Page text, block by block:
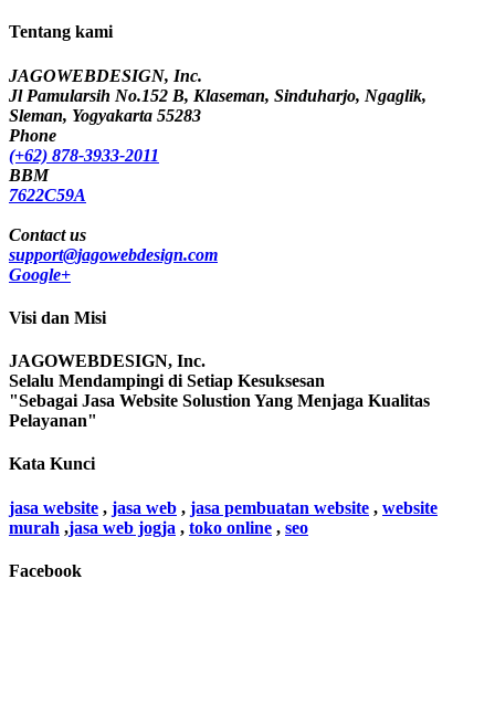
Tentang kami
JAGOWEBDESIGN, Inc.
Jl Pamularsih No.152 B, Klaseman, Sinduharjo, Ngaglik,
Sleman, Yogyakarta 55283
Phone
(+62) 878-3933-2011
BBM
7622C59A
Contact us
support@jagowebdesign.com
Google+
Visi dan Misi
JAGOWEBDESIGN, Inc.
Selalu Mendampingi di Setiap Kesuksesan
"Sebagai Jasa Website Solustion Yang Menjaga Kualitas
Pelayanan"
Kata Kunci
jasa website , jasa web , jasa pembuatan website , website
murah ,jasa web jogja , toko online , seo
Facebook